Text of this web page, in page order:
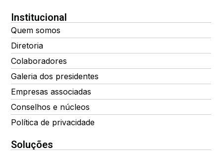
Institucional
Quem somos
Diretoria
Colaboradores
Galeria dos presidentes
Empresas associadas
Conselhos e núcleos
Política de privacidade
Soluções